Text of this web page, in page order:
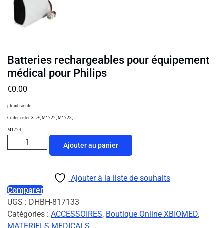
Batteries rechargeables pour équipement
médical pour Philips
€0.00
plomb-acide
Codemaster XL+, M1722, M1723,
M1724
Ajouter au panier
Ajouter à la liste de souhaits
Comparer
UGS : DHBH-817133
Catégories : ACCESSOIRES, Boutique Online XBIOMED,
MATERIELS MEDICALS